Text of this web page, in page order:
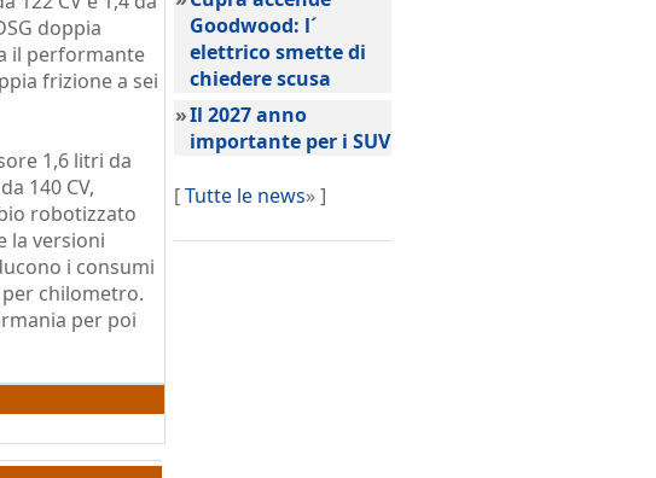
doppia
il performante
frizione a sei
1,6 litri da
140 CV,
robotizzato
la versioni
i consumi
chilometro.
per poi
Goodwood: l´
elettrico smette di
chiedere scusa
»Il 2027 anno
importante per i SUV
[Tutte le news» ]